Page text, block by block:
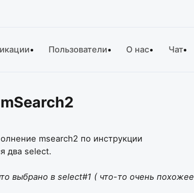
Пользователи О нас Чат
msearch2 по инструкции
два select.
выбрано в select#1 ( что-то очень